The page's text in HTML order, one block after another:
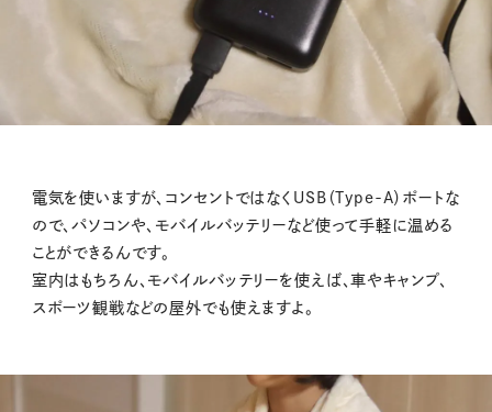
電気を使いますが、コンセントではなくUSB（Type-A）ポートな
ので、パソコンや、モバイルバッテリーなど使って手軽に温める
ことができるんです。
室内はもちろん、モバイルバッテリーを使えば、車やキャンプ、
スポーツ観戦などの屋外でも使えますよ。